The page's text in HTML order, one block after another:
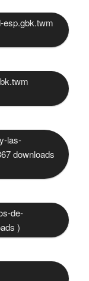
esp.gbk.twm
las-
downloads
de-
)